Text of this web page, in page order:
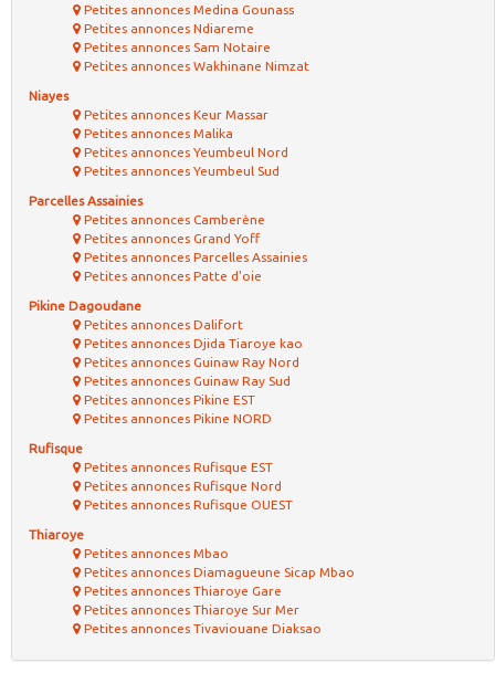
Petites annonces Medina Gounass
Petites annonces Ndiareme
Petites annonces Sam Notaire
Petites annonces Wakhinane Nimzat
Niayes
Petites annonces Keur Massar
Petites annonces Malika
Petites annonces Yeumbeul Nord
Petites annonces Yeumbeul Sud
Parcelles Assainies
Petites annonces Camberène
Petites annonces Grand Yoff
Petites annonces Parcelles Assainies
Petites annonces Patte d'oie
Pikine Dagoudane
Petites annonces Dalifort
Petites annonces Djida Tiaroye kao
Petites annonces Guinaw Ray Nord
Petites annonces Guinaw Ray Sud
Petites annonces Pikine EST
Petites annonces Pikine NORD
Rufisque
Petites annonces Rufisque EST
Petites annonces Rufisque Nord
Petites annonces Rufisque OUEST
Thiaroye
Petites annonces Mbao
Petites annonces Diamagueune Sicap Mbao
Petites annonces Thiaroye Gare
Petites annonces Thiaroye Sur Mer
Petites annonces Tivaviouane Diaksao